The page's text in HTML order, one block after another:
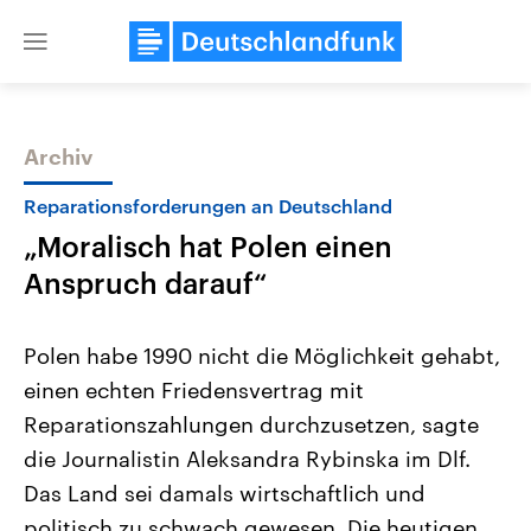
Close
Themen
Landtagswahl Sachsen-Anhalt
2026
Alle Informationen
Sachsen-Anhalt wählt am 6.
September 2026 einen neuen
Landtag. Seit 2021 wird das
Bundesland von einer Koalition aus
Aktuelle Beiträge,
Hintergründe
Wirtschaftlich und
gehören die Vereinigten
den mächtigsten Ländern
mit großem Einfluss auf
Archiv
Reparationsforderungen an Deutschland
„Moralisch hat Polen einen
Anspruch darauf“
Polen habe 1990 nicht die Möglichkeit gehabt,
einen echten Friedensvertrag mit
Reparationszahlungen durchzusetzen, sagte
die Journalistin Aleksandra Rybinska im Dlf.
Das Land sei damals wirtschaftlich und